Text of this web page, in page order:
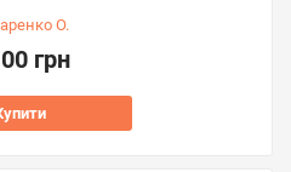
О.
грн